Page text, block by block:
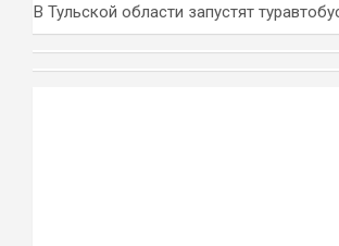
В Тульской области запустят